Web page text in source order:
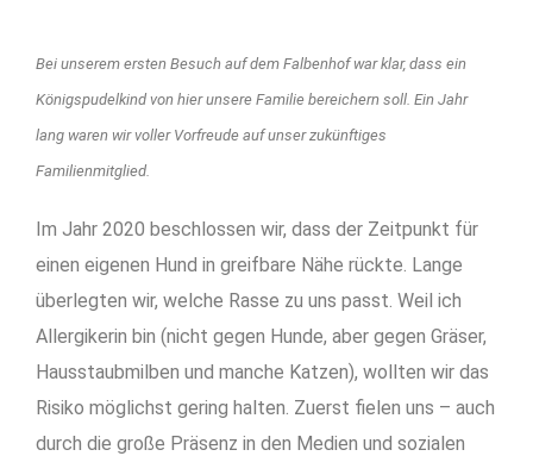
Bei unserem ersten Besuch auf dem Falbenhof war klar, dass ein
Königspudelkind von hier unsere Familie bereichern soll. Ein Jahr
lang waren wir voller Vorfreude auf unser zukünftiges
Familienmitglied.
Im Jahr 2020 beschlossen wir, dass der Zeitpunkt für
einen eigenen Hund in greifbare Nähe rückte. Lange
überlegten wir, welche Rasse zu uns passt. Weil ich
Allergikerin bin (nicht gegen Hunde, aber gegen Gräser,
Hausstaubmilben und manche Katzen), wollten wir das
Risiko möglichst gering halten. Zuerst fielen uns – auch
durch die große Präsenz in den Medien und sozialen